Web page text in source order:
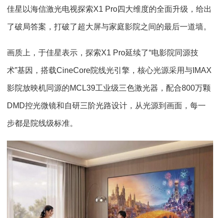
佳星以海信激光电视探索X1 Pro四大维度的全面升级，给出
了破局答案，打破了超大屏与家庭影院之间的最后一道墙。
画质上，于佳星表示，探索X1 Pro延续了“电影院同源技
术”基因，搭载CineCore院线光引擎，核心光源采用与IMAX
影院放映机同源的MCL39工业级三色激光器，配合800万颗
DMD控光微镜和自研三阶光路设计，从光源到画面，每一
步都是院线级标准。